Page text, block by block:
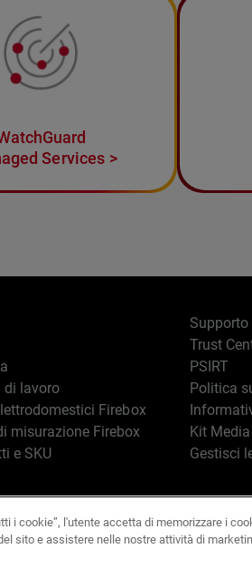
Services
di lavoro
Firebox
misurazione Firebox
e SKU
Supporto
Trust
PSIRT
Politica
Kit
Gestisci
Copyright ©
i cookie”, l'utente accetta di memorizzare i
sito e assistere nelle nostre attività di